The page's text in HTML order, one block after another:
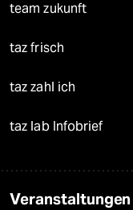
team zukunft
taz frisch
taz zahl ich
taz lab Infobrief
Veranstaltungen